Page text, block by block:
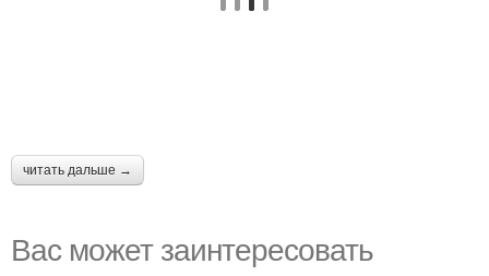
читать дальше →
Вас может заинтересовать